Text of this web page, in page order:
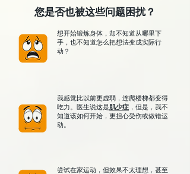
您是否也被这些问题困扰？
想开始锻炼身体，却不知道从哪里下
手，也不知道怎么把想法变成实际行
动？
我感觉比以前更虚弱，连爬楼梯都变得
吃力。医生说这是 肌少症 ，但是，我不
知道该如何开始，更担心受伤或做错运
动。
尝试在家运动，但效果不太理想，甚至